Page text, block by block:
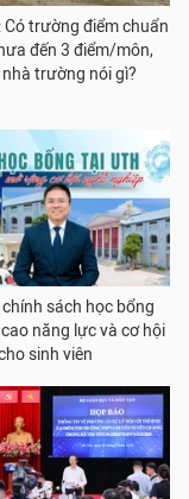
Có trường điểm chuẩn
đến 3 điểm/môn,
nhà trường nói gì?
chính sách học bổng
năng lực và cơ hội
sinh viên